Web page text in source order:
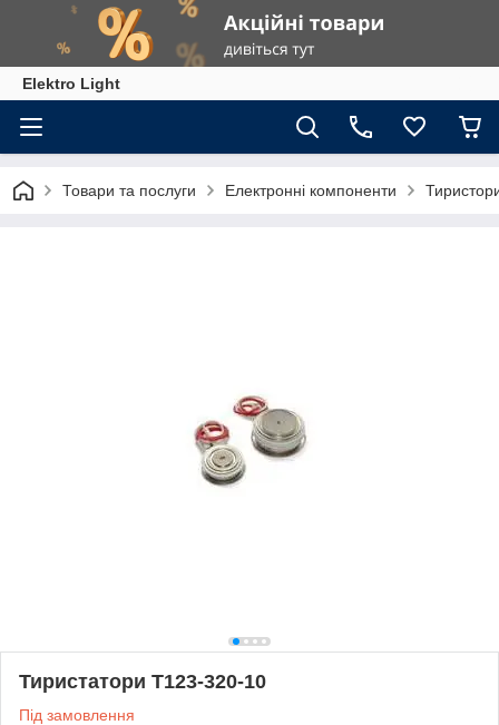
Elektro Light
Товари та послуги Електронні компоненти
Тиристатори Т123-320-10
Під замовлення